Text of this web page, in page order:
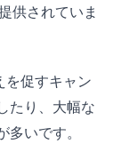
供されていま
を促すキャン
たり、大幅な
いです。